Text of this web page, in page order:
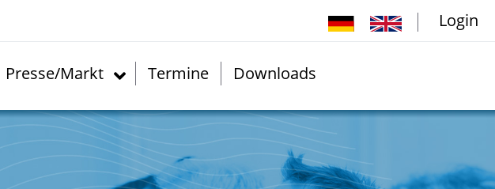
Login
Presse/Markt Termine Downloads